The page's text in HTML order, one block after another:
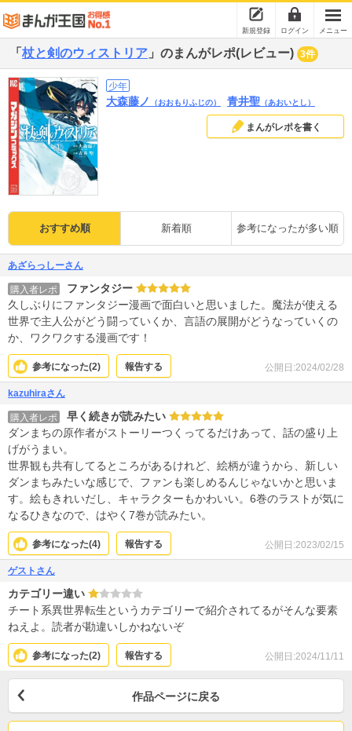
新規登録 ログイン メニュー
「 杖と剣のウィストリア 」のまんがレポ(レビュー) 3件
少年
大森藤ノ （おおもりふじの） 青井聖 （あおいとし）
まんがレポを書く
おすすめ順 新着順 参考になったが多い順
あざらっしーさん
購入者レポ
ファンタジー
久しぶりにファンタジー漫画で面白いと思いました。魔法が使える
世界で主人公がどう闘っていくか、言語の展開がどうなっていくの
か、ワクワクする漫画です！
公開日:2024/02/28
参考になった(2) 報告する
kazuhiraさん
購入者レポ
早く続きが読みたい
ダンまちの原作者がストーリーつくってるだけあって、話の盛り上
げがうまい。
世界観も共有してるところがあるけれど、絵柄が違うから、新しい
ダンまちみたいな感じで、ファンも楽しめるんじゃないかと思いま
す。絵もきれいだし、キャラクターもかわいい。6巻のラストが気に
なるひきなので、はやく7巻が読みたい。
公開日:2023/02/15
参考になった(4) 報告する
ゲストさん
カテゴリー違い
チート系異世界転生というカテゴリーで紹介されてるがそんな要素
ねえよ。読者が勘違いしかねないぞ
公開日:2024/11/11
参考になった(2) 報告する
作品ページに戻る